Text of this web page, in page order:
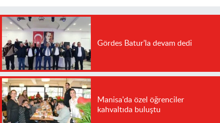
Gördes Batur'la devam dedi
Manisa'da özel öğrenciler
kahvaltıda buluştu